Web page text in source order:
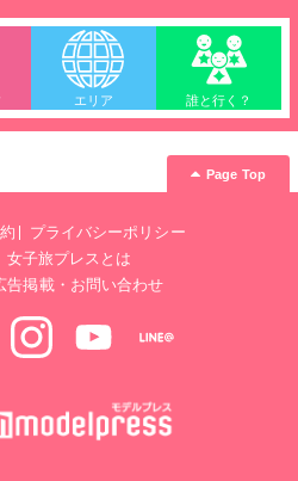
エリア 誰と行く？
Page Top
プライバシーポリシー
女子旅プレスとは
告掲載・お問い合わせ